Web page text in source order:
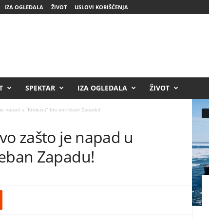
IZA OGLEDALA ŽIVOT USLOVI KORIŠĆENJA
SPEKTAR IZA OGLEDALA ŽIVOT
napad u “Krokusu” bio potreban Zapadu!
zašto je napad u
Zapadu!